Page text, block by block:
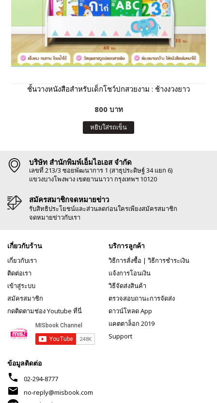
ชั้นวางหนังสือสำหรับเด็กโชว์ปกสวยงาม : ช้างงวงยาว
800 บาท
หยิบใส่รถเข็น
บริษัท สำนักพิมพ์เอ็มไอเอส จำกัด
เลขที่ 213/3 ซอยพัฒนาการ 1 (สาธุประดิษฐ์ 34 แยก 6)
แขวงบางโพงพาง เขตยานนาวา กรุงเทพฯ 10120
สมัครสมาชิกจดหมายข่าว
รับสิทธิประโยชน์และส่วนลดก่อนใครเพียงสมัครสมาชิก
จดหมายข่าวกับเรา
เกี่ยวกับร้าน
เกี่ยวกับเรา
ติดต่อเรา
เข้าสู่ระบบ
สมัครสมาชิก
กดติดตามช่อง Youtube ที่นี่
บริการลูกค้า
วิธีการสั่งซื้อ | วิธีการชำระเงิน
แจ้งการโอนเงิน
วิธีจัดส่งสินค้า
ตรวจสอบถานะการจัดส่ง
ดาวน์โหลด App
แคตตาล็อก 2019
Support
ข้อมูลติดต่อ
phone 02-294-8777
mail
no-reply@misbook.com